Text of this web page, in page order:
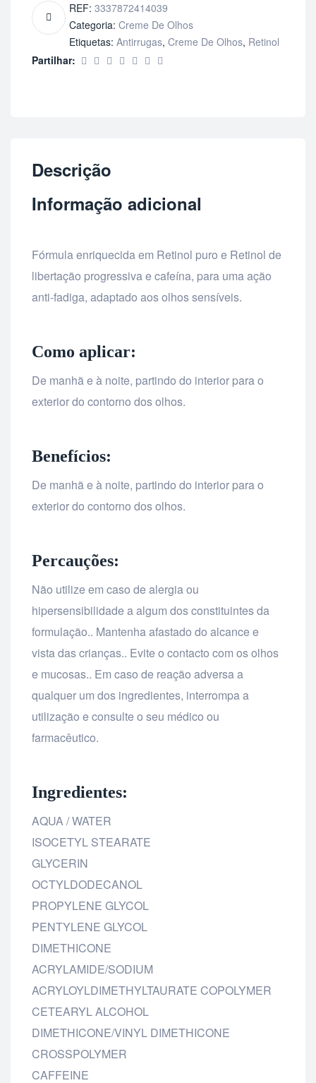
REF: 3337872414039
Categoria: Creme De Olhos
Etiquetas: Antirrugas, Creme De Olhos, Retinol
Partilhar:
Descrição
Informação adicional
Fórmula enriquecida em Retinol puro e Retinol de
libertação progressiva e cafeína, para uma ação
anti-fadiga, adaptado aos olhos sensíveis.
Como aplicar:
De manhã e à noite, partindo do interior para o
exterior do contorno dos olhos.
Benefícios:
De manhã e à noite, partindo do interior para o
exterior do contorno dos olhos.
Percauções:
Não utilize em caso de alergia ou
hipersensibilidade a algum dos constituintes da
formulação.. Mantenha afastado do alcance e
vista das crianças.. Evite o contacto com os olhos
e mucosas.. Em caso de reação adversa a
qualquer um dos ingredientes, interrompa a
utilização e consulte o seu médico ou
farmacêutico.
Ingredientes:
AQUA / WATER
ISOCETYL STEARATE
GLYCERIN
OCTYLDODECANOL
PROPYLENE GLYCOL
PENTYLENE GLYCOL
DIMETHICONE
ACRYLAMIDE/SODIUM
ACRYLOYLDIMETHYLTAURATE COPOLYMER
CETEARYL ALCOHOL
DIMETHICONE/VINYL DIMETHICONE
CROSSPOLYMER
CAFFEINE